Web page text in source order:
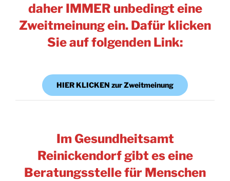
daher IMMER unbedingt eine
Zweitmeinung ein. Dafür klicken
Sie auf folgenden Link:
HIER KLICKEN zur Zweitmeinung
Im Gesundheitsamt
Reinickendorf gibt es eine
Beratungsstelle für Menschen